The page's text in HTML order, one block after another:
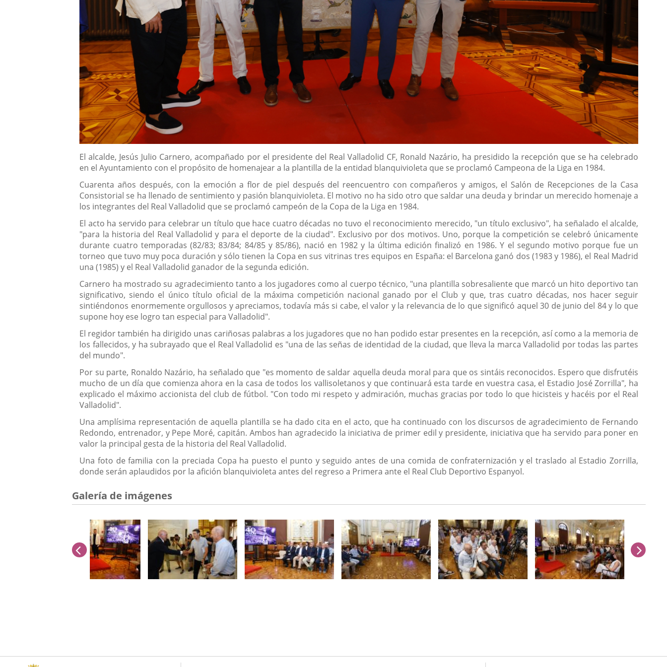
Descripción
El alcalde, Jesús Julio Carnero, acompañado por el presidente del Real Valladolid CF, Ronald Nazário, ha presidido la recepción que se ha celebrado
en el Ayuntamiento con el propósito de homenajear a la plantilla de la entidad blanquivioleta que se proclamó Campeona de la Liga en 1984.
Cuarenta años después, con la emoción a flor de piel después del reencuentro con compañeros y amigos, el Salón de Recepciones de la Casa
Consistorial se ha llenado de sentimiento y pasión blanquivioleta. El motivo no ha sido otro que saldar una deuda y brindar un merecido homenaje a
los integrantes del Real Valladolid que se proclamó campeón de la Copa de la Liga en 1984.
El acto ha servido para celebrar un título que hace cuatro décadas no tuvo el reconocimiento merecido, "un título exclusivo", ha señalado el alcalde,
"para la historia del Real Valladolid y para el deporte de la ciudad". Exclusivo por dos motivos. Uno, porque la competición se celebró únicamente
durante cuatro temporadas (82/83; 83/84; 84/85 y 85/86), nació en 1982 y la última edición finalizó en 1986. Y el segundo motivo porque fue un
torneo que tuvo muy poca duración y sólo tienen la Copa en sus vitrinas tres equipos en España: el Barcelona ganó dos (1983 y 1986), el Real Madrid
una (1985) y el Real Valladolid ganador de la segunda edición.
Carnero ha mostrado su agradecimiento tanto a los jugadores como al cuerpo técnico, "una plantilla sobresaliente que marcó un hito deportivo tan
significativo, siendo el único título oficial de la máxima competición nacional ganado por el Club y que, tras cuatro décadas, nos hacer seguir
sintiéndonos enormemente orgullosos y apreciamos, todavía más si cabe, el valor y la relevancia de lo que significó aquel 30 de junio del 84 y lo que
supone hoy ese logro tan especial para Valladolid".
El regidor también ha dirigido unas cariñosas palabras a los jugadores que no han podido estar presentes en la recepción, así como a la memoria de
los fallecidos, y ha subrayado que el Real Valladolid es "una de las señas de identidad de la ciudad, que lleva la marca Valladolid por todas las partes
del mundo".
Por su parte, Ronaldo Nazário, ha señalado que "es momento de saldar aquella deuda moral para que os sintáis reconocidos. Espero que disfrutéis
mucho de un día que comienza ahora en la casa de todos los vallisoletanos y que continuará esta tarde en vuestra casa, el Estadio José Zorrilla", ha
explicado el máximo accionista del club de fútbol. "Con todo mi respeto y admiración, muchas gracias por todo lo que hicisteis y hacéis por el Real
Valladolid".
Una amplísima representación de aquella plantilla se ha dado cita en el acto, que ha continuado con los discursos de agradecimiento de Fernando
Redondo, entrenador, y Pepe Moré, capitán. Ambos han agradecido la iniciativa de primer edil y presidente, iniciativa que ha servido para poner en
valor la principal gesta de la historia del Real Valladolid.
Una foto de familia con la preciada Copa ha puesto el punto y seguido antes de una comida de confraternización y el traslado al Estadio Zorrilla,
donde serán aplaudidos por la afición blanquivioleta antes del regreso a Primera ante el Real Club Deportivo Espanyol.
Galería de imágenes
anterior